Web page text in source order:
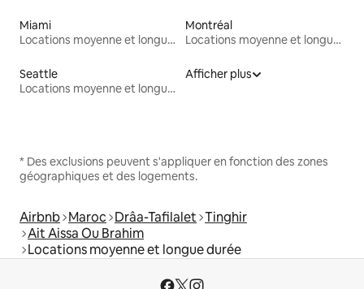
Miami
Locations moyenne et longue durée
Montréal
Locations moyenne et longue durée
Seattle
Locations moyenne et longue durée
Afficher plus
* Des exclusions peuvent s'appliquer en fonction des zones
géographiques et des logements.
Airbnb Maroc Drâa-Tafilalet Tinghir
Ait Aissa Ou Brahim
Locations moyenne et longue durée